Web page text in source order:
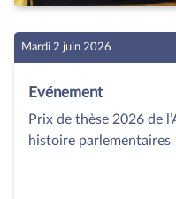
Mardi 2 juin 2026
Evénement
Prix de thèse 2026 de
histoire parlementaires